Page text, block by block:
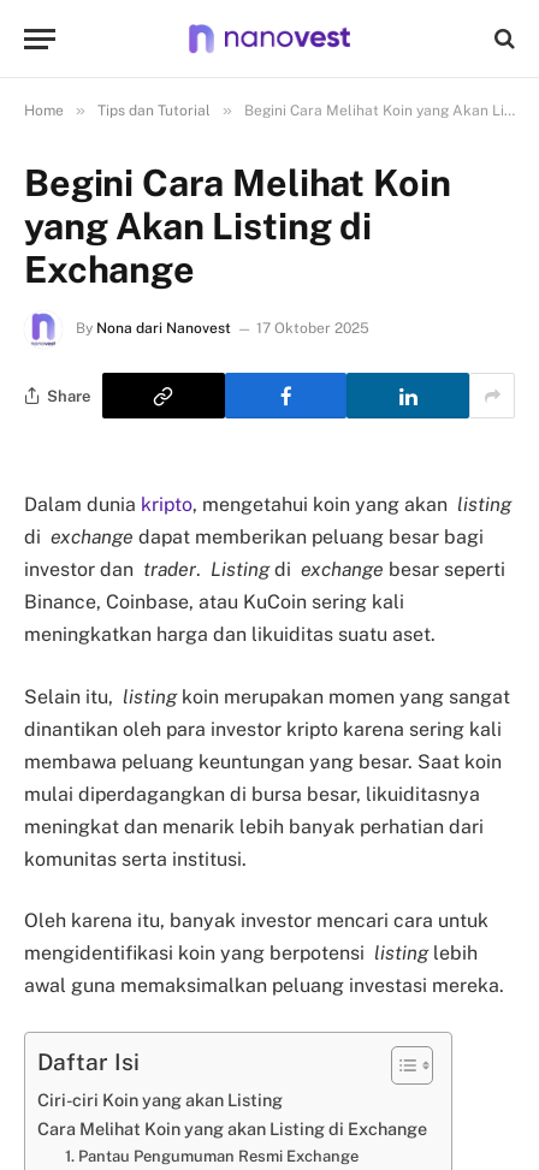
Home » Tips dan Tutorial » Begini Cara Melihat Koin yang Akan Listing di Exchange
Begini Cara Melihat Koin
yang Akan Listing di
Exchange
By Nona dari Nanovest 17 Oktober 2025
Share
Dalam dunia kripto, mengetahui koin yang akan listing
di exchange dapat memberikan peluang besar bagi
investor dan trader. Listingdi exchange besar seperti
Binance, Coinbase, atau KuCoin sering kali
meningkatkan harga dan likuiditas suatu aset.
Selain itu, listingkoin merupakan momen yang sangat
dinantikan oleh para investor kripto karena sering kali
membawa peluang keuntungan yang besar. Saat koin
mulai diperdagangkan di bursa besar, likuiditasnya
meningkat dan menarik lebih banyak perhatian dari
komunitas serta institusi.
Oleh karena itu, banyak investor mencari cara untuk
mengidentifikasi koin yang berpotensi listinglebih
awal guna memaksimalkan peluang investasi mereka.
Daftar Isi
Ciri-ciri Koin yang akan Listing
Cara Melihat Koin yang akan Listing di Exchange
1. Pantau Pengumuman Resmi Exchange